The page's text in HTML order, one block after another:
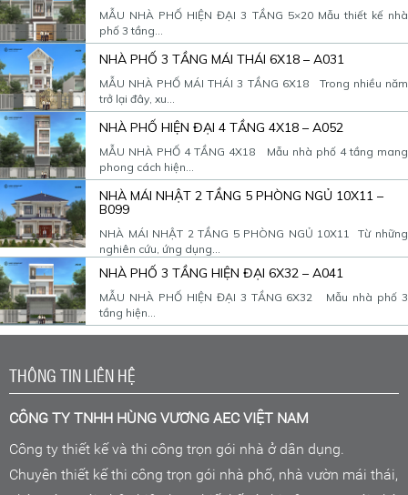
MẪU NHÀ PHỐ HIỆN ĐẠI 3 TẦNG 5×20 Mẫu thiết kế nhà
phố 3 tầng...
NHÀ PHỐ 3 TẦNG MÁI THÁI 6X18 – A031
MẪU NHÀ PHỐ MÁI THÁI 3 TẦNG 6X18 Trong nhiều năm
trở lại đây, xu...
NHÀ PHỐ HIỆN ĐẠI 4 TẦNG 4X18 – A052
MẪU NHÀ PHỐ 4 TẦNG 4X18 Mẫu nhà phố 4 tầng mang
phong cách hiện...
NHÀ MÁI NHẬT 2 TẦNG 5 PHÒNG NGỦ 10X11 –
B099
NHÀ MÁI NHẬT 2 TẦNG 5 PHÒNG NGỦ 10X11 Từ những
nghiên cứu, ứng dụng...
NHÀ PHỐ 3 TẦNG HIỆN ĐẠI 6X32 – A041
MẪU NHÀ PHỐ HIỆN ĐẠI 3 TẦNG 6X32 Mẫu nhà phố 3
tầng hiện...
THÔNG TIN LIÊN HỆ
CÔNG TY TNHH HÙNG VƯƠNG AEC VIỆT NAM
Công ty thiết kế và thi công trọn gói nhà ở dân dụng.
Chuyên thiết kế thi công trọn gói nhà phố, nhà vườn mái thái,